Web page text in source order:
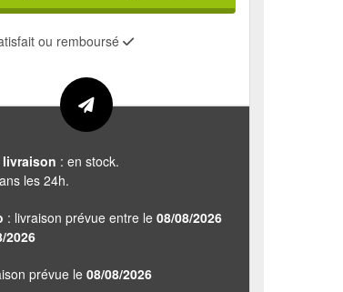
ou remboursé
livraison : en stock.
les 24h.
: livraison prévue entre le 08/08/2026
2026
prévue le08/08/2026